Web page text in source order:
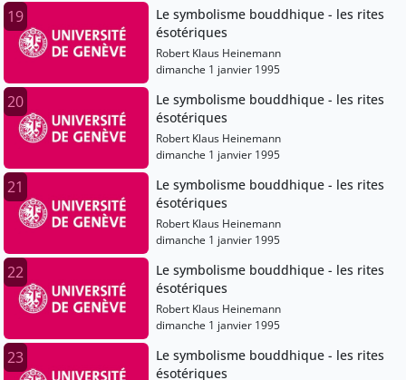
19
Le symbolisme bouddhique - les rites
ésotériques
Robert Klaus Heinemann
dimanche 1 janvier 1995
20
Le symbolisme bouddhique - les rites
ésotériques
Robert Klaus Heinemann
dimanche 1 janvier 1995
21
Le symbolisme bouddhique - les rites
ésotériques
Robert Klaus Heinemann
dimanche 1 janvier 1995
22
Le symbolisme bouddhique - les rites
ésotériques
Robert Klaus Heinemann
dimanche 1 janvier 1995
23
Le symbolisme bouddhique - les rites
ésotériques